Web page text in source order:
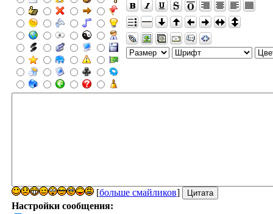
[больше смайликов]
Настройки сообщения: